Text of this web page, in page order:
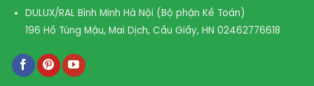
DULUX/RAL Bình Minh Hà Nội (Bộ phận Kế Toán)
196 Hồ Tùng Mậu, Mai Dịch, Cầu Giấy, HN 02462776618